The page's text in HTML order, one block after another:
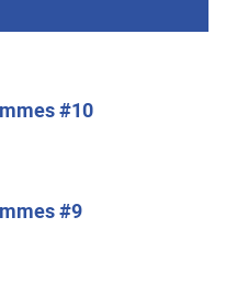
#10
#9